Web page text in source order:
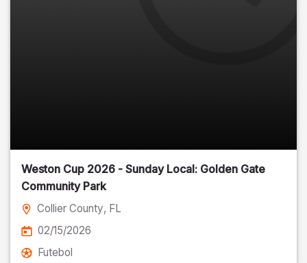
Weston Cup 2026 - Sunday Local: Golden Gate
Community Park
Collier County, FL
02/15/2026
Futebol